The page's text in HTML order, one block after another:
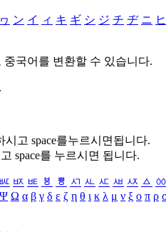
ヮ ン イ ィ キ ギ シ ジ チ ヂ ニ ヒ
국어를 변환할 수 있습니다.
시고 space를누르시면됩니다.
space를 누르시면 됩니다.
ㅵ ㅶ ㅷ ㅸ ㅹ ㅺ ㅻ ㅼ ㅽ ㅾ ㅿ ㆀ
Ψ Ω α β γ δ ε ζ η θ ι κ λ μ ν ξ ο π ρ